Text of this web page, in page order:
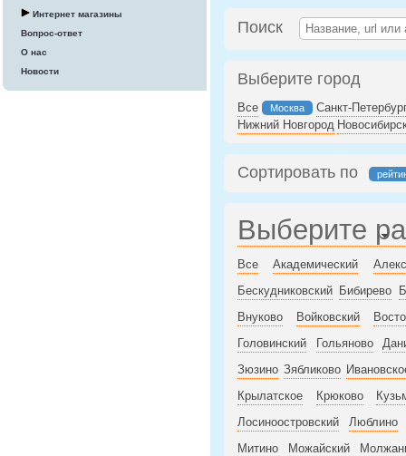
Интернет магазины
Вопрос-ответ
О нас
Новости
Поиск
Выберите город
Все Москва
Санкт-
Нижний Новгород
Сортировать по
Выберите
Все Академический
Бескудниковский Бибирево
Внуково
Войковский
Головинский
Гольяново
Зюзино Зябликово
Крылатское
Крюково
Лосиноостровский
Люблино
Митино
Можайский